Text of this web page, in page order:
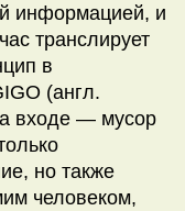
информацией, и
транслирует
в
(англ.
входе — мусор
но также
человеком,